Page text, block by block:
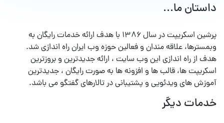
داستان ما...
پرشین اسکریپت در سال ۱۳۸۶ با هدف ارائه خدمات رایگان به
وبمسترها، علاقه مندان و فعالین حوزه وب ایران راه اندازی شد.
هدف از راه اندازی این وب سایت ، ارائه جدیدترین و بروزترین
اسکریپت ها، قالب ها و افزونه ها به صورت رایگان ، جدیدترین
آموزش های ویدئویی و پشتیبانی در تالارهای گفتگو می باشد.
خدمات دیگر